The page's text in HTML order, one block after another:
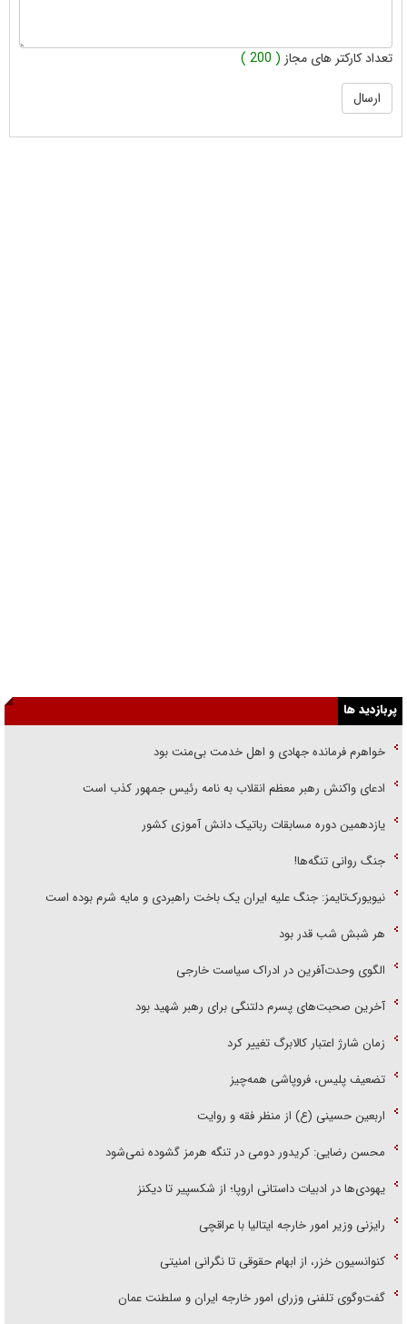
تعداد کارکتر های مجاز ( 200 )
پربازدید ها
خواهرم فرمانده جهادی و اهل خدمت بی‌منت بود
ادعای واکنش رهبر معظم انقلاب به نامه رئیس جمهور کذب است
یازدهمین دوره مسابقات رباتیک دانش آموزی کشور
جنگ روانی تنگه‌ها!
نیویورک‌تایمز: جنگ علیه ایران یک باخت راهبردی و مایه شرم بوده است
هر شبش شب قدر بود
الگوی وحدت‌آفرین در ادراک سیاست خارجی
آخرین صحبت‌های پسرم دلتنگی برای رهبر شهید بود
زمان شارژ اعتبار کالابرگ تغییر کرد
تضعیف پلیس، فروپاشی همه‌چیز
اربعین حسینی (ع) از منظر فقه و روایت
محسن رضایی: کریدور دومی در تنگه هرمز گشوده نمی‌شود
یهودی‌ها در ادبیات داستانی اروپا؛ از شکسپیر تا دیکنز
رایزنی وزیر امور خارجه ایتالیا با عراقچی
کنوانسیون خزر، از ابهام حقوقی تا نگرانی امنیتی
گفت‌وگوی تلفنی وزرای امور خارجه ایران و سلطنت عمان